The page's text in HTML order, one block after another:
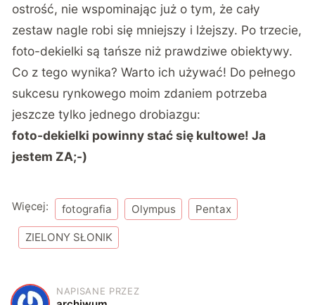
ostrość, nie wspominając już o tym, że cały
zestaw nagle robi się mniejszy i lżejszy. Po trzecie,
foto-dekielki są tańsze niż prawdziwe obiektywy.
Co z tego wynika? Warto ich używać! Do pełnego
sukcesu rynkowego moim zdaniem potrzeba
jeszcze tylko jednego drobiazgu:
foto-dekielki powinny stać się kultowe! Ja
jestem ZA;-)
Więcej: fotografia Olympus Pentax
ZIELONY SŁONIK
NAPISANE PRZEZ